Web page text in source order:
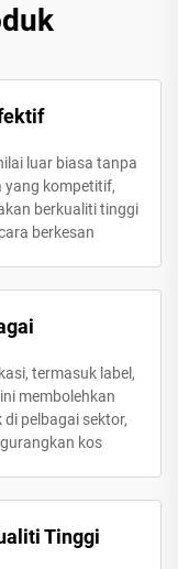
luar biasa tanpa
yang kompetitif,
berkualiti tinggi
berkesan
termasuk label,
membolehkan
pelbagai sektor,
kos
Tinggi